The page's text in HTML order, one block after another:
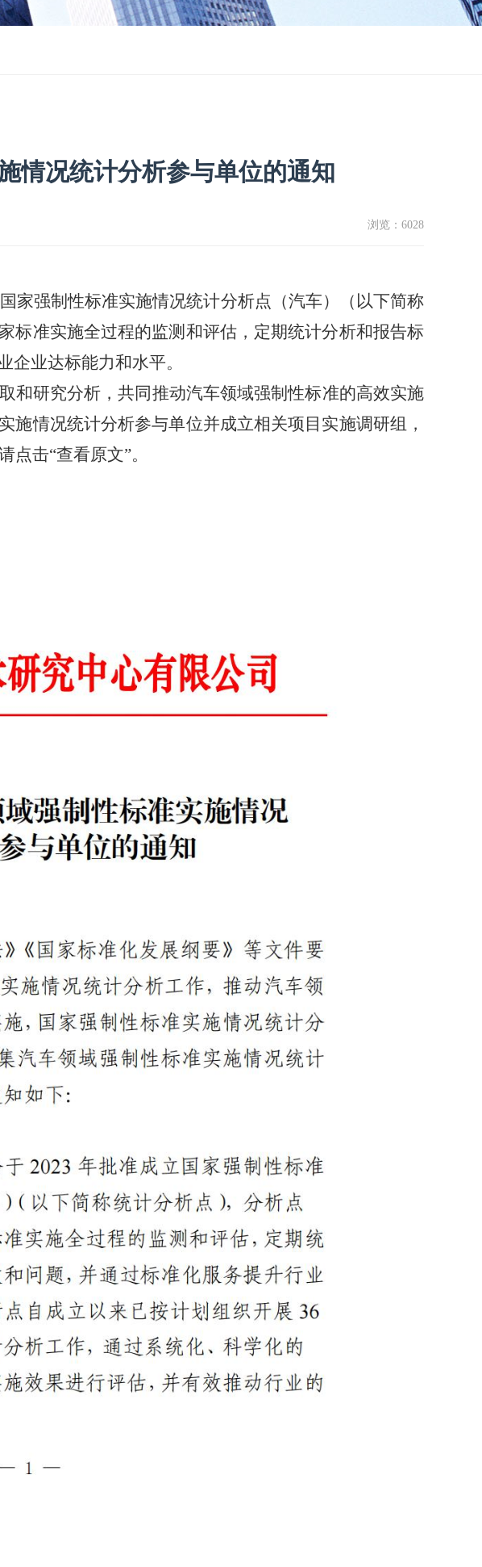
情况统计分析参与单位的通知
浏览： 6028
家强制性标准实施情况统计分析点（汽车） （ 以下简称
标准实施全过程的监测和评估，定期统计分析和报告标
企业达标能力和水平。
和研究分析，共同推动汽车领域强制性标准的高效实施
施情况统计分析参与单位并成立相关项目实施调研组，
点击“查看原文”。